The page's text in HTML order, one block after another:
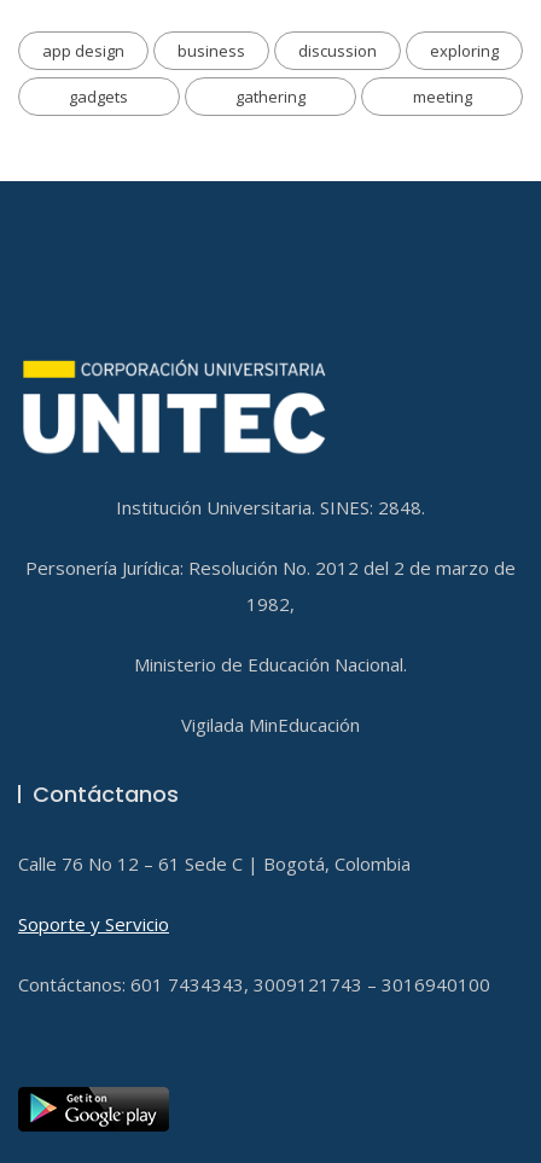
app design business discussion exploring
gadgets gathering meeting
Institución Universitaria. SINES: 2848.
Personería Jurídica: Resolución No. 2012 del 2 de marzo de
1982,
Ministerio de Educación Nacional.
Vigilada MinEducación
Contáctanos
Calle 76 No 12 – 61 Sede C | Bogotá, Colombia
Soporte y Servicio
Contáctanos: 601 7434343, 3009121743 – 3016940100